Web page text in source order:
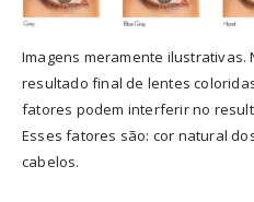
Imagens meramente ilustrativas.
resultado final de lentes
fatores podem interferir no
Esses fatores são: cor natural
cabelos.